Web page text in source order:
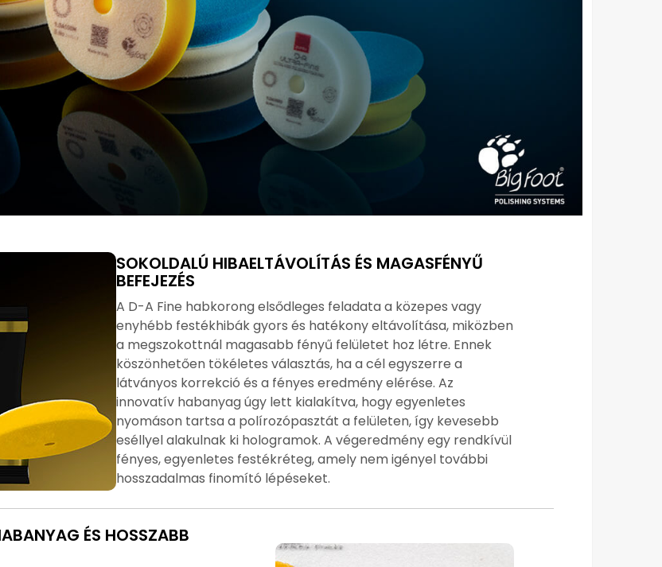
SOKOLDALÚ HIBAELTÁVOLÍTÁS ÉS MAGASFÉNYŰ
BEFEJEZÉS
A D-A Fine habkorong elsődleges feladata a közepes vagy
enyhébb festékhibák gyors és hatékony eltávolítása, miközben
a megszokottnál magasabb fényű felületet hoz létre. Ennek
köszönhetően tökéletes választás, ha a cél egyszerre a
látványos korrekció és a fényes eredmény elérése. Az
innovatív habanyag úgy lett kialakítva, hogy egyenletes
nyomáson tartsa a polírozópasztát a felületen, így kevesebb
eséllyel alakulnak ki hologramok. A végeredmény egy rendkívül
fényes, egyenletes festékréteg, amely nem igényel további
hosszadalmas finomító lépéseket.
ÉS HOSSZABB